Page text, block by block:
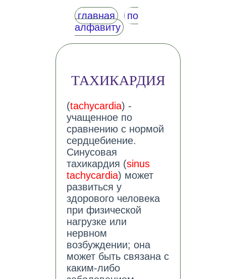
главная
по
алфавиту
ТАХИКАРДИЯ
(tachycardia) -
учащенное по
сравнению с нормой
сердцебиение.
Синусовая
тахикардия (sinus
tachycardia) может
развиться у
здорового человека
при физической
нагрузке или
нервном
возбуждении; она
может быть связана с
каким-либо